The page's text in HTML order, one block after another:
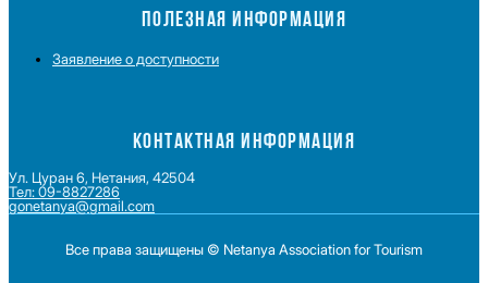
ПОЛЕЗНАЯ ИНФОРМАЦИЯ
Заявление о доступности
КОНТАКТНАЯ ИНФОРМАЦИЯ
Ул. Цуран 6, Нетания, 42504
Тел: 09-8827286
gonetanya@gmail.com
Все права защищены © Netanya Association for Tourism